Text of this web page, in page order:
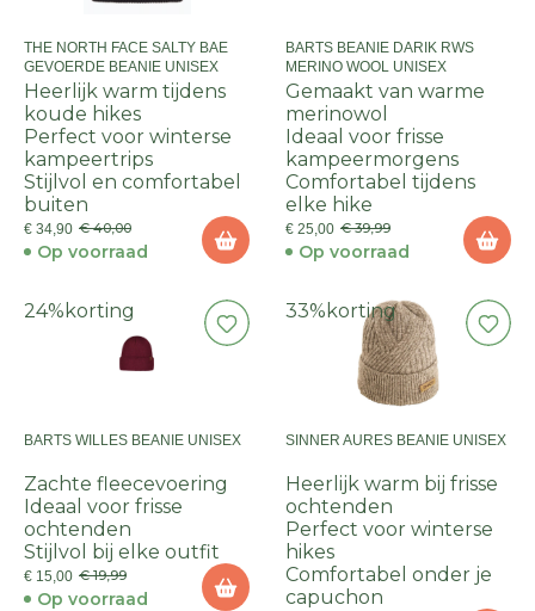
THE NORTH FACE SALTY BAE
GEVOERDE BEANIE UNISEX
Heerlijk warm tijdens
koude hikes
Perfect voor winterse
kampeertrips
Stijlvol en comfortabel
buiten
€ 34,90 € 40,00
Op voorraad
BARTS BEANIE DARIK RWS
MERINO WOOL UNISEX
Gemaakt van warme
merinowol
Ideaal voor frisse
kampeermorgens
Comfortabel tijdens
elke hike
€ 25,00 € 39,99
Op voorraad
24% korting
BARTS WILLES BEANIE UNISEX
Zachte fleecevoering
Ideaal voor frisse
ochtenden
Stijlvol bij elke outfit
€ 15,00 € 19,99
Op voorraad
33% korting
SINNER AURES BEANIE UNISEX
Heerlijk warm bij frisse
ochtenden
Perfect voor winterse
hikes
Comfortabel onder je
capuchon